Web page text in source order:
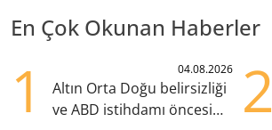
En Çok Okunan Haberler
1 04.08.2026
Altın Orta Doğu belirsizliği
ve ABD istihdamı öncesi
2